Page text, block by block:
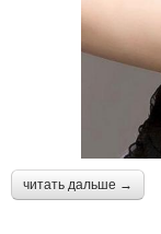
читать дальше →